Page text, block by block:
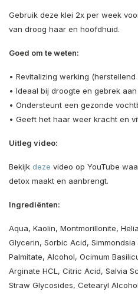
Gebruik deze klei 2x per week
van droog haar en hoofdhuid.
Goed om te weten:
• Revitalizing werking
• Ideaal bij droogte en gebrek
• Ondersteunt een gezonde
• Geeft het haar weer kracht en
Uitleg video:
Bekijk deze video op YouTube
detox maakt en aanbrengt.
Ingrediënten:
Aqua, Kaolin, Montmorillonite,
Glycerin, Sorbic Acid,
Palmitate, Alcohol, Ocimum
Arginate HCL, Citric Acid, Salvia
Straw Glycosides, Cetearyl